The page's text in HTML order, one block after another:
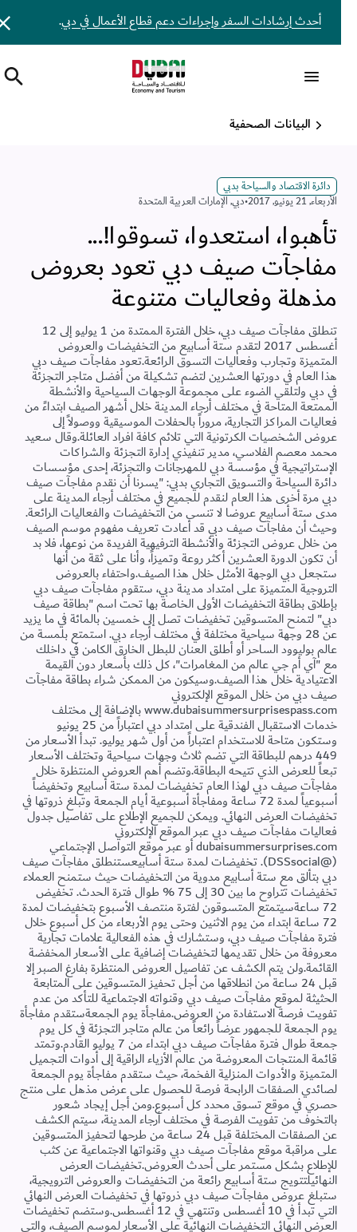
أحدث إرشادات السفر وإجراءات دعم قطاع الأعمال في دبي.
البيانات الصحفية
دائرة الاقتصاد والسياحة بدبي
اﻷربعاء, 21 يونيو, 2017
•دبي,الإمارات العربية المتحدة
تأهبوا، استعدوا، تسوقوا!...
مفاجآت صيف دبي تعود بعروض
مذهلة وفعاليات متنوعة
تنطلق مفاجآت صيف دبي، خلال الفترة الممتدة من 1 يوليو إلى 12
أغسطس 2017 لتقدم ستة أسابيع من التخفيضات والعروض
المتميزة وتجارب وفعاليات التسوق الرائعة.تعود مفاجآت صيف دبي
هذا العام في دورتها العشرين لتضم تشكيلة من أفضل متاجر التجزئة
في دبي ولتلقي الضوء على مجموعة الوجهات السياحية والأنشطة
الممتعة المتاحة في مختلف أرجاء المدينة خلال أشهر الصيف ابتداءً من
فعاليات المراكز التجارية، مروراً بالحفلات الموسيقية ووصولاً إلى
عروض الشخصيات الكرتونية التي تلائم كافة افراد العائلة.وقال سعيد
محمد معصم الفلاسي، مدير تنفيذي إدارة التجزئة والشراكات
الإستراتيجية في مؤسسة دبي للمهرجانات والتجزئة، إحدى مؤسسات
دائرة السياحة والتسويق التجاري بدبي: "يسرنا أن نقدم مفاجآت صيف
دبي مرة أخرى هذا العام لنقدم للجميع في مختلف أرجاء المدينة على
مدى ستة أسابيع عروضا لا تنسى من التخفيضات والفعاليات الرائعة.
وحيث أن مفاجآت صيف دبي قد أعادت تعريف مفهوم موسم الصيف
من خلال عروض التجزئة والأنشطة الترفيهية الفريدة من نوعها، فلا بد
أن تكون الدورة العشرين أكثر روعة وتميزاً، وأنا على ثقة من أنها
ستجعل دبي الوجهة الأمثل خلال هذا الصيف.واحتفاء بالعروض
التروجية المتميزة على امتداد مدينة دبي، ستقوم مفاجآت صيف دبي
بإطلاق بطاقة التخفيضات الأولى الخاصة بها تحت اسم "بطاقة صيف
دبي" لتمنح المتسوقين تخفيضات تصل إلى خمسين بالمائة في ما يزيد
عن 28 وجهة سياحية مختلفة في مختلف أرجاء دبي. استمتع بلمسة من
عالم بوليوود الساحر أو أطلق العنان للبطل الخارق الكامن في داخلك
مع "آي أم جي عالم من المغامرات"، كل ذلك بأسعار دون القيمة
الاعتيادية خلال هذا الصيف.وسيكون من الممكن شراء بطاقة مفاجآت
صيف دبي من خلال الموقع الإلكتروني
www.dubaisummersurprisespass.com بالإضافة إلى مختلف
خدمات الاستقبال الفندقية على امتداد دبي اعتباراً من 25 يونيو
وستكون متاحة للاستخدام اعتباراً من أول شهر يوليو. تبدأ الأسعار من
449 درهم للبطاقة التي تضم ثلاث وجهات سياحية وتختلف الأسعار
تبعاً للعرض الذي تتيحه البطاقة.وتضم أهم العروض المنتظرة خلال
مفاجآت صيف دبي لهذا العام تخفيضات لمدة ستة أسابيع وتخفيضاً
أسبوعياً لمدة 72 ساعة ومفاجأة أسبوعية أيام الجمعة وتبلغ ذروتها في
تخفيضات العرض النهائي. ويمكن للجميع الإطلاع على تفاصيل جدول
فعاليات مفاجآت صيف دبي عبر الموقع الإلكتروني
dubaisummersurprises.com أو عبر موقع التواصل الإجتماعي
(@DSSsocial). تخفيضات لمدة ستة أسابيعستنطلق مفاجآت صيف
دبي بتألق مع ستة أسابيع مدوية من التخفيضات حيث ستمنح العملاء
تخفيضات تتراوح ما بين 30 إلى 75 % طوال فترة الحدث. تخفيض
72 ساعةسيتمتع المتسوقون لفترة منتصف الأسبوع بتخفيضات لمدة
72 ساعة ابتداء من يوم الاثنين وحتى يوم الأربعاء من كل أسبوع خلال
فترة مفاجآت صيف دبي، وستشارك في هذه الفعالية علامات تجارية
معروفة من خلال تقديمها لتخفيضات إضافية على الأسعار المخفضة
القائمة.ولن يتم الكشف عن تفاصيل العروض المنتظرة بفارغ الصبر إلا
قبل 24 ساعة من انطلاقها من أجل تحفيز المتسوقين على المتابعة
الحثيثة لموقع مفاجآت صيف دبي وقنواته الاجتماعية للتأكد من عدم
تفويت فرصة الاستفادة من العروض.مفاجأة يوم الجمعةستقدم مفاجأة
يوم الجمعة للجمهور عرضاً رائعاً من عالم متاجر التجزئة في كل يوم
جمعة طوال فترة مفاجآت صيف دبي ابتداء من 7 يوليو القادم.وتمتد
قائمة المنتجات المعروضة من عالم الأزياء الراقية إلى أدوات التجميل
المتميزة والأدوات المنزلية الفخمة، حيث ستقدم مفاجأة يوم الجمعة
لصائدي الصفقات الرابحة فرصة للحصول على عرض مذهل على منتج
حصري في موقع تسوق محدد كل أسبوع.ومن أجل إيجاد شعور
بالتخوف من تفويت الفرصة في مختلف أرجاء المدينة، سيتم الكشف
عن الصفقات المختلفة قبل 24 ساعة من طرحها لتحفيز المتسوقين
على مراقبة موقع مفاجآت صيف دبي وقنواتها الاجتماعية عن كثب
للإطلاع بشكل مستمر على أحدث العروض.تخفيضات العرض
النهائيلتتويج ستة أسابيع رائعة من التخفيضات والعروض الترويجية،
ستبلغ عروض مفاجآت صيف دبي ذروتها في تخفيضات العرض النهائي
التي تبدأ في 10 أغسطس وتنتهي في 12 أغسطس.وستضم تخفيضات
العرض النهائي التخفيضات النهائية على الأسعار لموسم الصيف، والتي